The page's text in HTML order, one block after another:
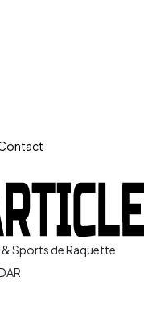
Sports de Raquette